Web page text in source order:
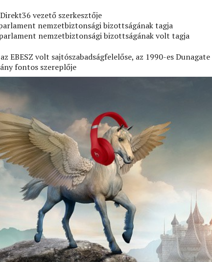
vezető szerkesztője
nemzetbiztonsági bizottságának tagja
parlament nemzetbiztonsági bizottságának volt tagja
EBESZ volt sajtószabadságfelelőse, az 1990-es Dunagate
fontos szereplője